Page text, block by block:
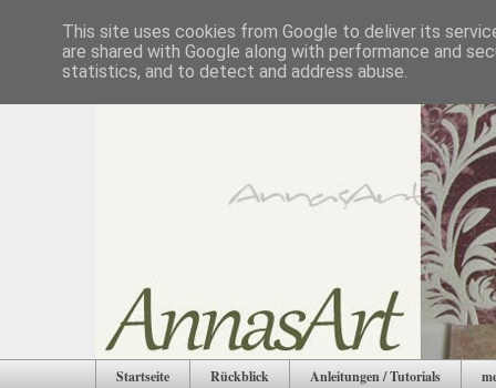
Startseite Rückblick Anleitungen / Tutorials
This site uses cookies from Google to deliver its
are shared with Google along with performance and
statistics, and to detect and address abuse.